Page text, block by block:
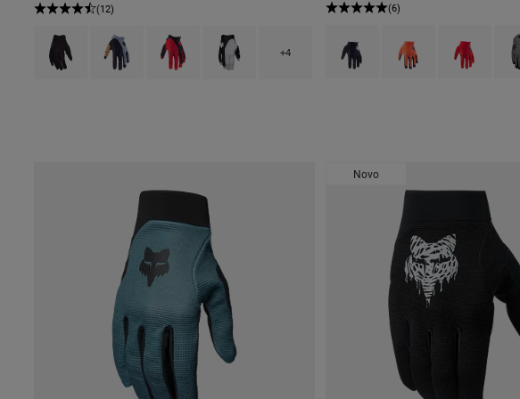
(12)
Product swatch type of Preto.
Product swatch type of Preto/Cinza.
Product swatch type of Preto/Vermelho.
Product swatch type of Preto/branco.
+4
(6)
Product swatch type of
Product
Novo